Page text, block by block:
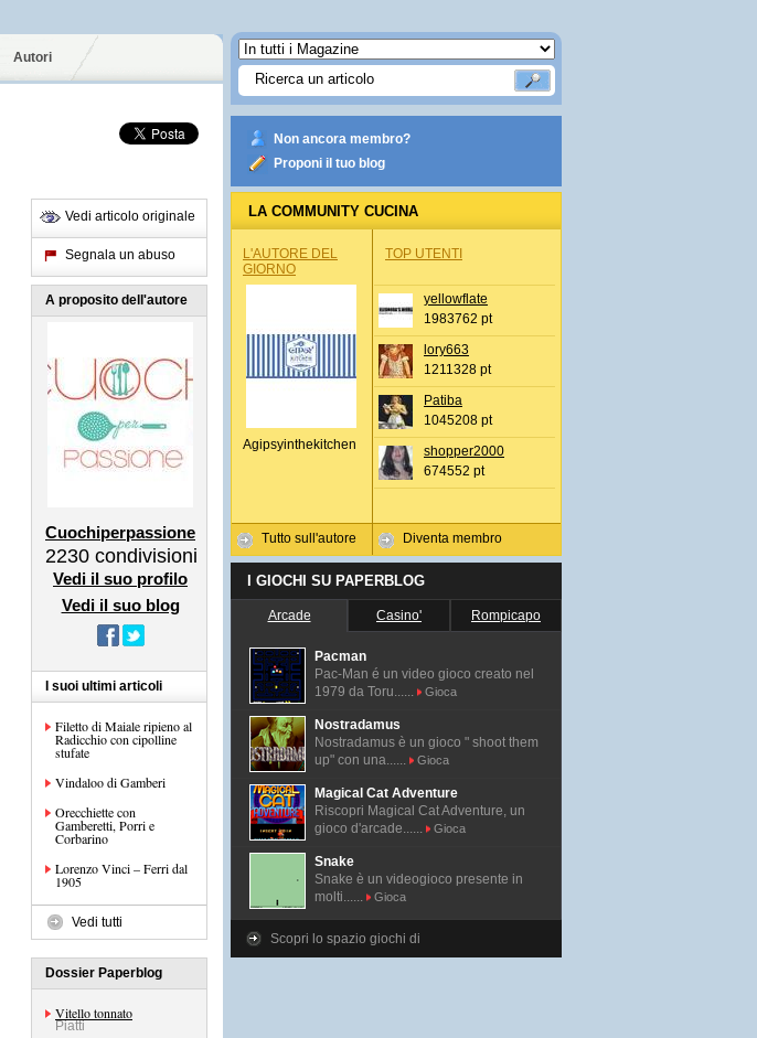
Autori
Vedi articolo originale
Segnala un abuso
A proposito dell'autore
Cuochiperpassione
2230 condivisioni
Vedi il suo profilo
Vedi il suo blog
I suoi ultimi articoli
Filetto di Maiale ripieno al
Radicchio con cipolline
stufate
Vindaloo di Gamberi
Orecchiette con
Gamberetti, Porri e
Corbarino
Lorenzo Vinci – Ferri dal
1905
Vedi tutti
Dossier Paperblog
Vitello tonnato
Piatti
Non ancora membro?
Proponi il tuo blog
LA COMMUNITY CUCINA
L'AUTORE DEL
GIORNO
Agipsyinthekitchen
Tutto sull'autore
TOP UTENTI
yellowflate
1983762 pt
lory663
1211328 pt
Patiba
1045208 pt
shopper2000
674552 pt
Diventa membro
I GIOCHI SU PAPERBLOG
Arcade Casino' Rompicapo
Pacman
Pac-Man é un video gioco creato nel
1979 da Toru......
Gioca
Nostradamus
Nostradamus è un gioco " shoot them
up" con una......
Gioca
Magical Cat Adventure
Riscopri Magical Cat Adventure, un
gioco d'arcade......
Gioca
Snake
Snake è un videogioco presente in
molti......
Gioca
Scopri lo spazio giochi di